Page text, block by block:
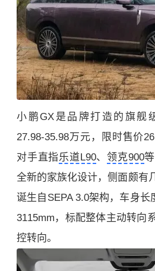
小鹏GX是品牌打造的旗舰
27.98-35.98万元，限时售价
对手直指乐道L90、 领克900
全新的家族化设计，侧面颇有
诞生自SEPA 3.0架构，车身长
3115mm，标配整体主动转向
控转向。